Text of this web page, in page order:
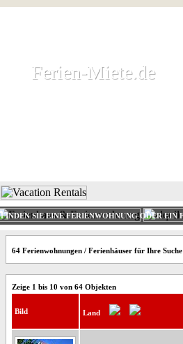
Ferien-Miete.de
Ferien-Miete.de
FINDEN SIE EINE FERIENWOHNUNG ODER EIN
64 Ferienwohnungen / Ferienhäuser für Ihre
Zeige 1 bis 10 von 64 Objekten
Bild Land